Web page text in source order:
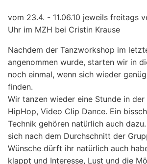
vom 23.4. - 11.06.10 jeweils freitags
Uhr im MZH bei Cristin Krause
Nachdem der Tanzworkshop im
angenommen wurde, starten wir in
noch einmal, wenn sich wieder
finden.
Wir tanzen wieder eine Stunde in der
HipHop, Video Clip Dance. Ein
Technik gehören natürlich auch
sich nach dem Durchschnitt der
Wünsche dürft ihr natürlich auch
klappt und Interesse, Lust und die